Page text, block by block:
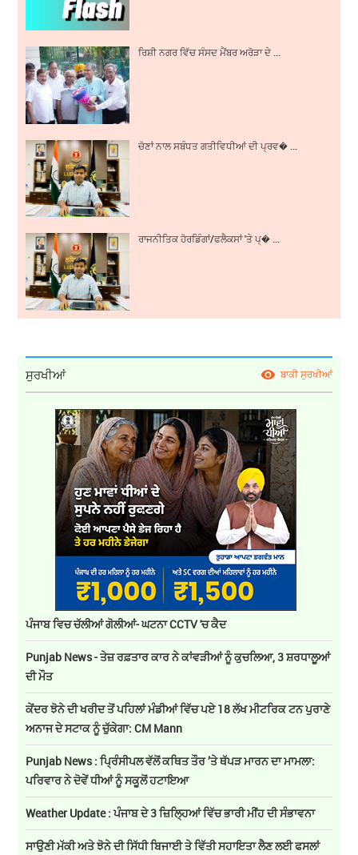
ਰਿਸ਼ੀ ਨਗਰ ਵਿੱਚ ਸੰਸਦ ਮੈਂਬਰ ਅਰੋੜਾ ਦੇ ...
ਚੋਣਾਂ ਨਾਲ ਸਬੰਧਤ ਗਤੀਵਿਧੀਆਂ ਦੀ ਪ੍ਰਵ� ...
ਰਾਜਨੀਤਿਕ ਹੋਰਡਿੰਗਾਂ/ਫਲੈਕਸਾਂ 'ਤੇ ਪ੍� ...
ਸੁਰਖੀਆਂ ਬਾਕੀ ਸੁਰਖੀਆਂ
ਪੰਜਾਬ ਵਿਚ ਚੱਲੀਆਂ ਗੋਲੀਆਂ- ਘਟਨਾ CCTV 'ਚ ਕੈਦ
Punjab News - ਤੇਜ਼ ਰਫ਼ਤਾਰ ਕਾਰ ਨੇ ਕਾਂਵੜੀਆਂ ਨੂੰ ਕੁਚਲਿਆ, 3 ਸ਼ਰਧਾਲੂਆਂ
ਦੀ ਮੌਤ
ਕੇਂਦਰ ਝੋਨੇ ਦੀ ਖਰੀਦ ਤੋਂ ਪਹਿਲਾਂ ਮੰਡੀਆਂ ਵਿੱਚ ਪਏ 18 ਲੱਖ ਮੀਟਰਿਕ ਟਨ ਪੁਰਾਣੇ
ਅਨਾਜ ਦੇ ਸਟਾਕ ਨੂੰ ਚੁੱਕੇਗਾ: CM Mann
Punjab News : ਪ੍ਰਿੰਸੀਪਲ ਵੱਲੋਂ ਕਥਿਤ ਤੌਰ ’ਤੇ ਥੱਪੜ ਮਾਰਨ ਦਾ ਮਾਮਲਾ:
ਪਰਿਵਾਰ ਨੇ ਦੋਵੇਂ ਧੀਆਂ ਨੂੰ ਸਕੂਲੋਂ ਹਟਾਇਆ
Weather Update : ਪੰਜਾਬ ਦੇ 3 ਜ਼ਿਲ੍ਹਿਆਂ ਵਿੱਚ ਭਾਰੀ ਮੀਂਹ ਦੀ ਸੰਭਾਵਨਾ
ਸਾਉਣੀ ਮੱਕੀ ਅਤੇ ਝੋਨੇ ਦੀ ਸਿੱਧੀ ਬਿਜਾਈ ਤੇ ਵਿੱਤੀ ਸਹਾਇਤਾ ਲੈਣ ਲਈ ਫਸਲਾਂ